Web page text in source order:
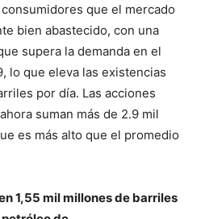
que el mercado
bien abastecido, con una
supera la demanda en el
lo que eleva las existencias
por día. Las acciones
suman más de 2.9 mil
es más alto que el promedio
1,55 mil millones de barriles